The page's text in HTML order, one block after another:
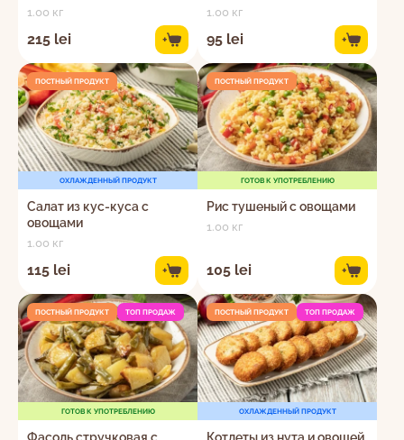
1.00 кг
215 lei +
1.00 кг
95 lei +
ПОСТНЫЙ ПРОДУКТ
ОХЛАЖДЕННЫЙ ПРОДУКТ
Салат из кус-куса с
овощами
1.00 кг
115 lei +
ПОСТНЫЙ ПРОДУКТ
ГОТОВ К УПОТРЕБЛЕНИЮ
Рис тушеный с овощами
1.00 кг
105 lei +
ПОСТНЫЙ ПРОДУКТ ТОП ПРОДАЖ
ГОТОВ К УПОТРЕБЛЕНИЮ
Фасоль стручковая с
ПОСТНЫЙ ПРОДУКТ ТОП ПРОДАЖ
ОХЛАЖДЕННЫЙ ПРОДУКТ
Котлеты из нута и овощей